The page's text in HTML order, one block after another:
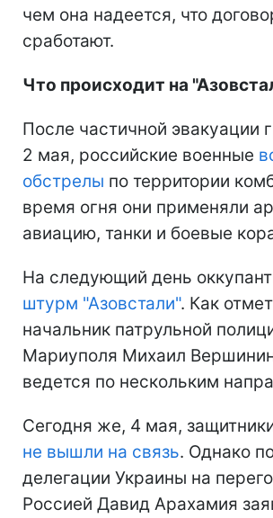
чем она надеется, что
сработают.
Что происходит на
После частичной эвакуации
2 мая, российские военные
обстрелы по территории
время огня они применяли
авиацию, танки и боевые
На следующий день
штурм "Азовстали". Как
начальник патрульной
Мариуполя Михаил
ведется по нескольким
Сегодня же, 4 мая,
не вышли на связь. Однако
делегации Украины на
Россией Давид Арахамия